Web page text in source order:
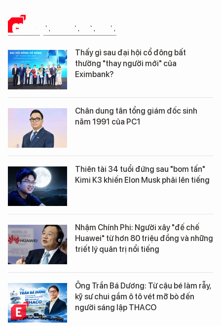
CHUYỆN DOANH NHÂN
Thấy gì sau đại hội cổ đông bất
thường "thay người mới" của
Eximbank?
Chân dung tân tổng giám đốc sinh
năm 1991 của PC1
Thiên tài 34 tuổi đứng sau "bom tấn"
Kimi K3 khiến Elon Musk phải lên tiếng
Nhậm Chính Phi: Người xây "đế chế
Huawei" từ hơn 80 triệu đồng và những
triết lý quản trị nổi tiếng
Ông Trần Bá Dương: Từ cậu bé làm rẫy,
kỹ sư chui gầm ô tô vét mỡ bò đến
người sáng lập THACO